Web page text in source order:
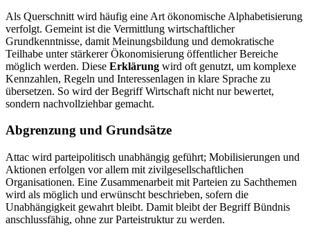
Als Querschnitt wird häufig eine Art ökonomische Alphabetisierung
verfolgt. Gemeint ist die Vermittlung wirtschaftlicher
Grundkenntnisse, damit Meinungsbildung und demokratische
Teilhabe unter stärkerer Ökonomisierung öffentlicher Bereiche
möglich werden. Diese Erklärung wird oft genutzt, um komplexe
Kennzahlen, Regeln und Interessenlagen in klare Sprache zu
übersetzen. So wird der Begriff Wirtschaft nicht nur bewertet,
sondern nachvollziehbar gemacht.
Abgrenzung und Grundsätze
Attac wird parteipolitisch unabhängig geführt; Mobilisierungen und
Aktionen erfolgen vor allem mit zivilgesellschaftlichen
Organisationen. Eine Zusammenarbeit mit Parteien zu Sachthemen
wird als möglich und erwünscht beschrieben, sofern die
Unabhängigkeit gewahrt bleibt. Damit bleibt der Begriff Bündnis
anschlussfähig, ohne zur Parteistruktur zu werden.